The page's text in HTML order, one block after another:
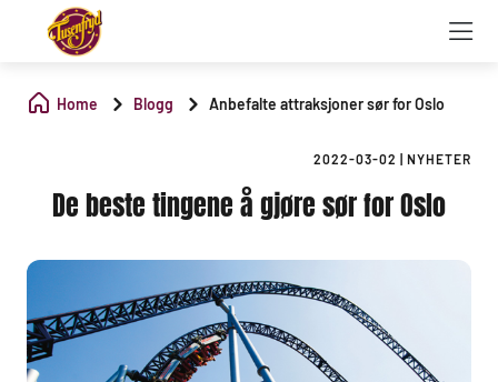
Home Blogg Anbefalte attraksjoner sør for Oslo
2022-03-02 NYHETER
De beste tingene å gjøre sør for Oslo